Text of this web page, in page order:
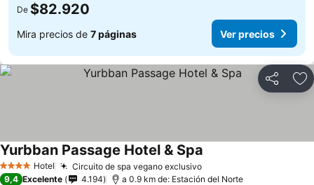
De $82.920
Mira precios de 7 páginas Ver precios
Compartir
4 EstrellasHotel Circuito de spa vegano exclusivoVer precios
Yurbban Passage Hotel & Spa
9,4 Excelente 4.194 a 0.9 km de: Estación del Norte